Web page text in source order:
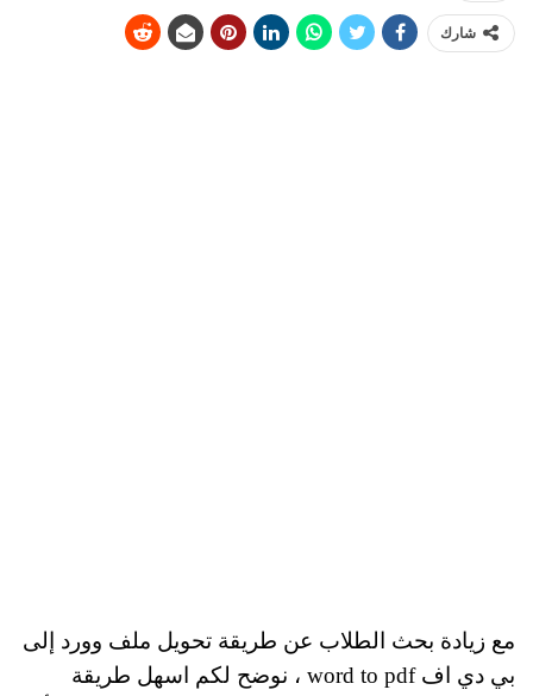
شارك
مع زيادة بحث الطلاب عن طريقة تحويل ملف وورد إلى
بي دي اف word to pdf ، نوضح لكم اسهل طريقة